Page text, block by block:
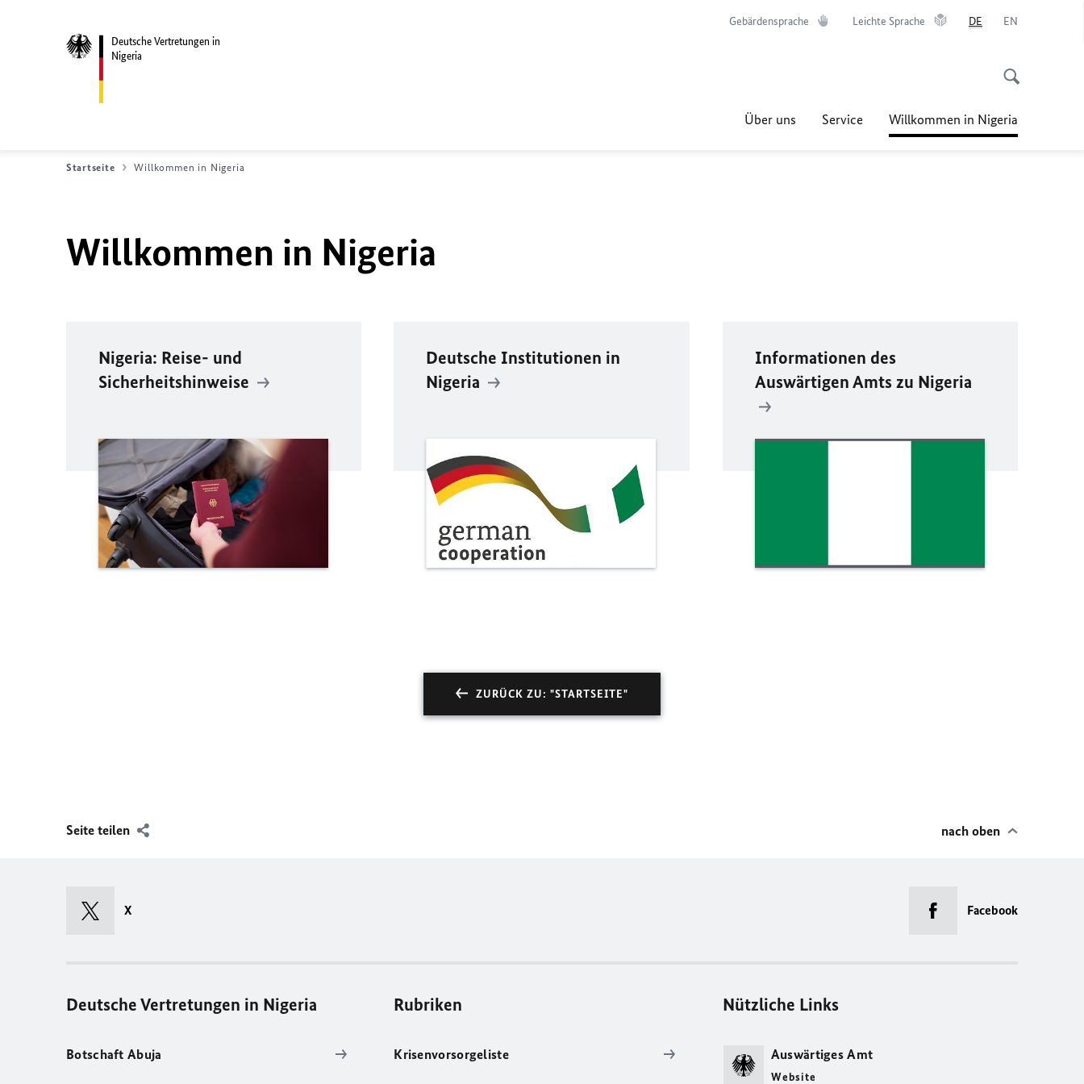
Deutsche Vertretungen in
Nigeria
Gebärdensprache Leichte Sprache DE EN
Über uns Service Willkommen in Nigeria
Startseite Willkommen in Nigeria
Willkommen in Nigeria
Nigeria: Reise- und
Sicherheitshinweise
Deutsche Institutionen in
Nigeria
Informationen des
Auswärtigen Amts zu Nigeria
ZURÜCK ZU: "STARTSEITE"
Seite teilen nach oben
X Facebook
Deutsche Vertretungen in Nigeria
Botschaft Abuja
Rubriken
Krisenvorsorgeliste
Nützliche Links
Auswärtiges Amt
Website